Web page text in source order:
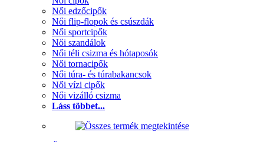
Női edzőcipők
Női flip-flopok és csúszdák
Női sportcipők
Női szandálok
Női téli csizma és hótaposók
Női tornacipők
Női túra- és túrabakancsok
Női vízi cipők
Női vizálló csizma
Láss többet...